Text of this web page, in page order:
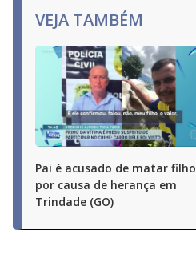
VEJA TAMBÉM
Pai é acusado de matar filho
por causa de herança em
Trindade (GO)